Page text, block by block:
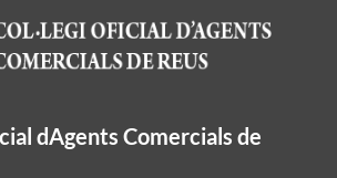
dAgents Comercials de